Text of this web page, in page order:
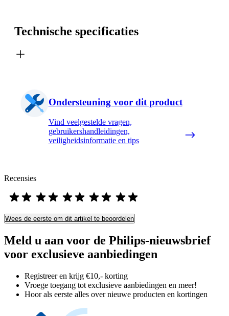
Technische specificaties
Ondersteuning voor dit product
Vind veelgestelde vragen,
gebruikershandleidingen,
veiligheidsinformatie en tips
Recensies
Wees de eerste om dit artikel te beoordelen
Meld u aan voor de Philips-nieuwsbrief
voor exclusieve aanbiedingen
Registreer en krijg €10,- korting
Vroege toegang tot exclusieve aanbiedingen en meer!
Hoor als eerste alles over nieuwe producten en kortingen